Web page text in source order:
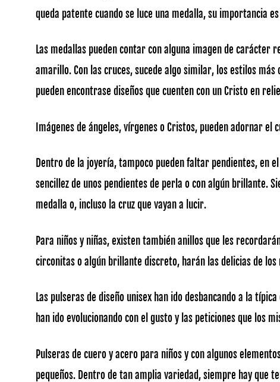
queda patente cuando se luce una medalla, su importancia
Las medallas pueden contar con alguna imagen de
amarillo. Con las cruces, sucede algo similar, los estilos
pueden encontrase diseños que cuenten con un Cristo en
Imágenes de ángeles, vírgenes o Cristos, pueden adornar
Dentro de la joyería, tampoco pueden faltar pendientes, en
sencillez de unos pendientes de perla o con algún brillante.
medalla o, incluso la cruz que vayan a lucir.
Para niños y niñas, existen también anillos que les
circonitas o algún brillante discreto, harán las delicias de
Las pulseras de diseño unisex han ido desbancando a la
han ido evolucionando con el gusto y las peticiones que los
Pulseras de cuero y acero para niños y con algunos
pequeños. Dentro de tan amplia variedad, siempre hay que